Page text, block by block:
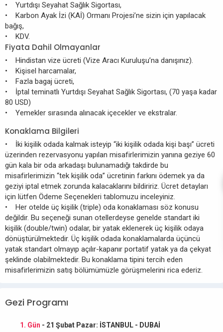
• Yurtdışı Seyahat Sağlık Sigortası,
• Karbon Ayak İzi (KAİ) Ormanı Projesi’ne sizin için yapılacak
bağış,
• KDV.
Fiyata Dahil Olmayanlar
• Hindistan vize ücreti (Vize Aracı Kuruluşu’na danışınız).
• Kişisel harcamalar,
• Fazla bagaj ücreti,
• İptal teminatlı Yurtdışı Seyahat Sağlık Sigortası, (70 yaşa kadar
80 USD)
• Yemekler sırasında alınacak içecekler ve ekstralar.
Konaklama Bilgileri
• İki kişilik odada kalmak isteyip “iki kişilik odada kişi başı” ücreti
üzerinden rezervasyonu yapılan misafirlerimizin yanına geziye 60
gün kala bir oda arkadaşı bulunamadığı takdirde bu
misafirlerimizin “tek kişilik oda” ücretinin farkını ödemek ya da
geziyi iptal etmek zorunda kalacaklarını bildiririz. Ücret detayları
için lütfen Ödeme Seçenekleri tablomuzu inceleyiniz.
• Her otelde üç kişilik (triple) oda konaklaması söz konusu
değildir. Bu seçeneği sunan otellerdeyse genelde standart iki
kişilik (double/twin) odalar, bir yatak eklenerek üç kişilik odaya
dönüştürülmektedir. Üç kişilik odada konaklamalarda üçüncü
yatak standart olmayıp açılır-kapanır portatif yatak ya da çekyat
şeklinde olabilmektedir. Bu konaklama tipini tercih eden
misafirlerimizin satış bölümümüzle görüşmelerini rica ederiz.
Gezi Programı
1. Gün - 21 Şubat Pazar: İSTANBUL - DUBAİ